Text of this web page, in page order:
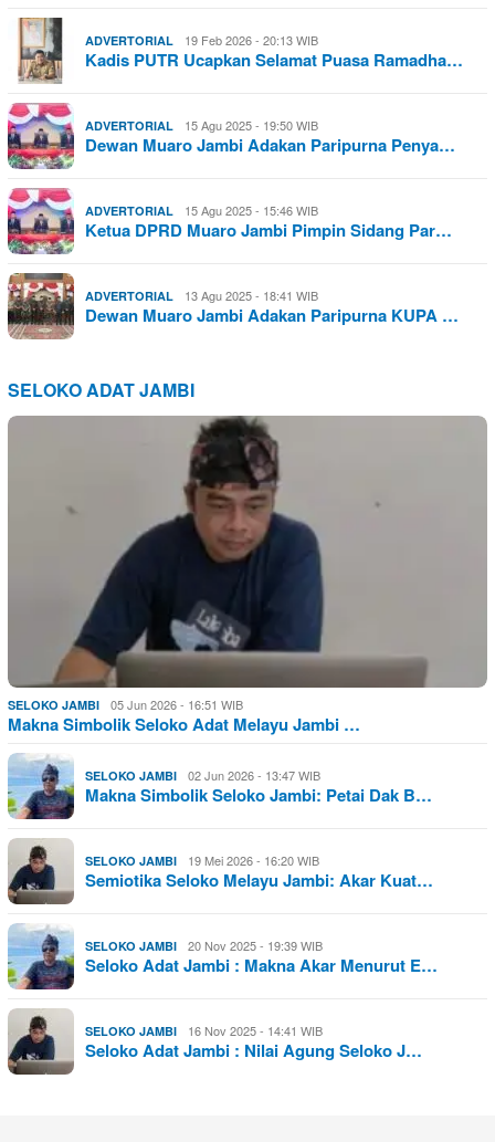
ADVERTORIAL 19 Feb 2026 - 20:13 WIB
Kadis PUTR Ucapkan Selamat Puasa Ramadha…
ADVERTORIAL 15 Agu 2025 - 19:50 WIB
Dewan Muaro Jambi Adakan Paripurna Penya…
ADVERTORIAL 15 Agu 2025 - 15:46 WIB
Ketua DPRD Muaro Jambi Pimpin Sidang Par…
ADVERTORIAL 13 Agu 2025 - 18:41 WIB
Dewan Muaro Jambi Adakan Paripurna KUPA …
SELOKO ADAT JAMBI
SELOKO JAMBI 05 Jun 2026 - 16:51 WIB
Makna Simbolik Seloko Adat Melayu Jambi …
SELOKO JAMBI 02 Jun 2026 - 13:47 WIB
Makna Simbolik Seloko Jambi: Petai Dak B…
SELOKO JAMBI 19 Mei 2026 - 16:20 WIB
Semiotika Seloko Melayu Jambi: Akar Kuat…
SELOKO JAMBI 20 Nov 2025 - 19:39 WIB
Seloko Adat Jambi : Makna Akar Menurut E…
SELOKO JAMBI 16 Nov 2025 - 14:41 WIB
Seloko Adat Jambi : Nilai Agung Seloko J…